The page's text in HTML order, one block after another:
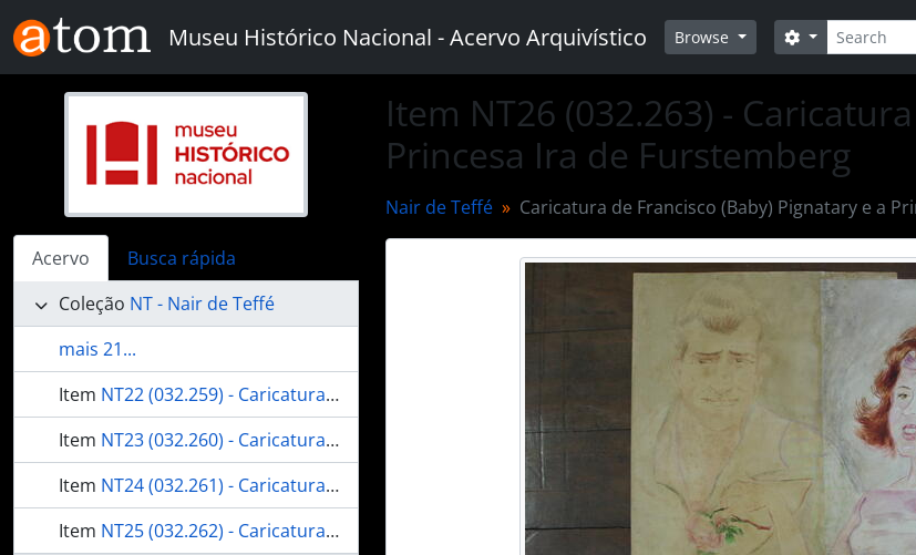
Skip to main content
Museu Histórico Nacional - Acervo Arquivístico Browse Buscar
Opções de
Acervo
Busca rápida
Coleção NT - Nair de Teffé
mais 21...
Item NT22 (032.259) - Caricatura de casamento de Rivadávia Corrêa, assistido, da esquerda para direita, pelos condes Modesto Leal, Paulo de Frontin, Fernando Mendes de Almeida e Afonso Celso
Item NT23 (032.260) - Caricatura do casamento da Princesa Margareth, da Inglaterra
Item NT24 (032.261) - Caricatura de Carlos Lacerda
Item NT25 (032.262) - Caricatura do Marechal Manuel Deodoro da Fonseca
Item NT26 (032.263) -
Princesa Ira de Furstemberg
Nair de Teffé Caricatura de Francisco (Baby) Pignatary e a